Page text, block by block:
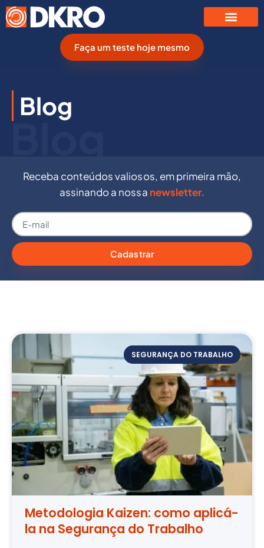
Faça um teste hoje mesmo
Blog
Blog
Receba conteúdos valiosos, em primeira mão,
assinando a nossa newsletter.
Cadastrar
SEGURANÇA DO TRABALHO
Metodologia Kaizen: como aplicá-
la na Segurança do Trabalho